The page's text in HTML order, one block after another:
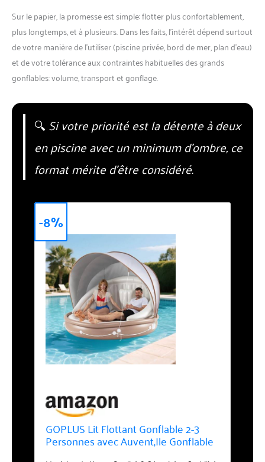
Sur le papier, la promesse est simple: flotter plus confortablement,
plus longtemps, et à plusieurs. Dans les faits, l’intérêt dépend surtout
de votre manière de l’utiliser (piscine privée, bord de mer, plan d’eau)
et de votre tolérance aux contraintes habituelles des grands
gonflables: volume, transport et gonflage.
🔍Si votre priorité est la détente à deux
en piscine avec un minimum d’ombre, ce
format mérite d’être considéré.
GOPLUS Lit Flottant Gonflable 2-3
Personnes avec Auvent,Ile Gonflable
-8%